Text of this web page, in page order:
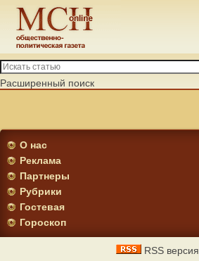
Расширенный поиск
О нас
Реклама
Партнеры
Рубрики
Гостевая
Гороскоп
RSS версия